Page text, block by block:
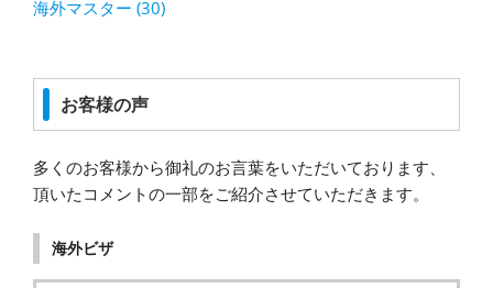
海外マスター (30)
お客様の声
多くのお客様から御礼のお言葉をいただいております、
頂いたコメントの一部をご紹介させていただきます。
海外ビザ